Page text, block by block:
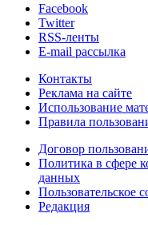
Facebook
Twitter
RSS-ленты
E-mail рассылка
Контакты
Реклама на сайте
Использование
Правила
Договор
Политика в сфере
данных
Пользовательское
Редакция